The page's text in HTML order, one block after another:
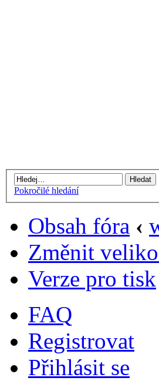
Pokročilé hledání
Obsah fóra ‹
Změnit
Verze pro tisk
FAQ
Registrovat
Přihlásit se